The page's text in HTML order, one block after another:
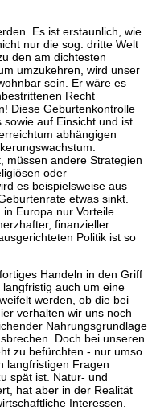
Es ist erstaunlich, wie
nur die sog. dritte Welt
den am dichtesten
umzukehren, wird unser
sein. Er wäre es
Recht
Diese Geburtenkontrolle
auf Einsicht und ist
abhängigen
müssen andere Strategien
oder
es beispielsweise aus
etwas sinkt.
Europa nur Vorteile
finanzieller
Politik ist so
Handeln in den Griff
auch um eine
werden, ob die bei
verhalten wir uns noch
Nahrungsgrundlage
Doch bei unseren
zu befürchten - nur umso
langfristigen Fragen
spät ist. Natur- und
hat aber in der Realität
Interessen.